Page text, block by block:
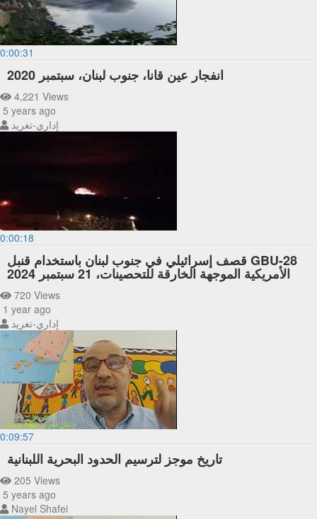
0:00:31
انفجار عين قانا، جنوب لبنان، سبتمبر 2020
4,221 Views
5 years ago
إداري-تغريد
0:00:18
قصف إسرائيلي في جنوب لبنان باستخدام قنبل GBU-28
الأمريكية الموجهة الخارقة للتحصينات، 21 سبتمبر 2024
720 Views
1 year ago
إداري-تغريد
0:09:57
تاريخ موجز لترسيم الحدود البحرية اللبنانية
205 Views
5 years ago
Nayel Shafei